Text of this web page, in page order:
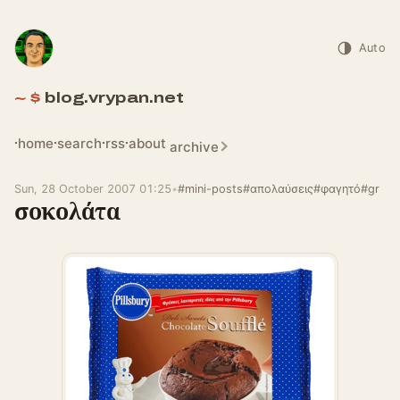
blog.vrypan.net
home search rss about archive
Auto
Sun, 28 October 2007 01:25 •#mini-posts#απολαύσεις#φαγητό#gr
σοκολάτα